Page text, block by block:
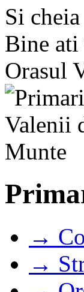
Si
Bine
Orasul
→
→